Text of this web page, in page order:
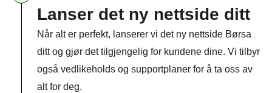
Lanser det ny nettside ditt
Når alt er perfekt, lanserer vi det ny nettside Børsa
ditt og gjør det tilgjengelig for kundene dine. Vi tilbyr
også vedlikeholds og supportplaner for å ta oss av
alt for deg.